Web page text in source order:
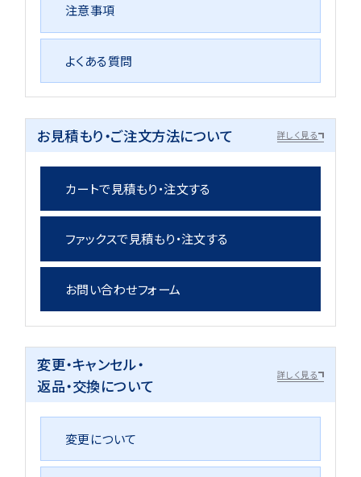
注意事項
よくある質問
お見積もり・ご注文方法について 詳しく見る
カートで見積もり・注文する
ファックスで見積もり・注文する
お問い合わせフォーム
変更・キャンセル・
返品・交換について
詳しく見る
変更について